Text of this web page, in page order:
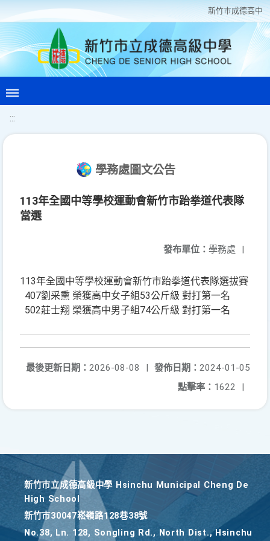
新竹巿成德高中
:::
學務處圖文公告
113年全國中等學校運動會新竹市跆拳道代表隊
當選
發布單位： 學務處 |
113年全國中等學校運動會新竹市跆拳道代表隊選拔賽
407劉采熏 榮獲高中女子組53公斤級 對打第一名
502莊士翔 榮獲高中男子組74公斤級 對打第一名
發佈日期： 2024-01-05
最後更新日期： 2026-08-08
|
點擊率： 1622 |
新竹巿立成德高級中學 Hsinchu Municipal Cheng De
High School
新竹巿30047崧嶺路128巷38號
No.38, Ln. 128, Songling Rd., North Dist., Hsinchu